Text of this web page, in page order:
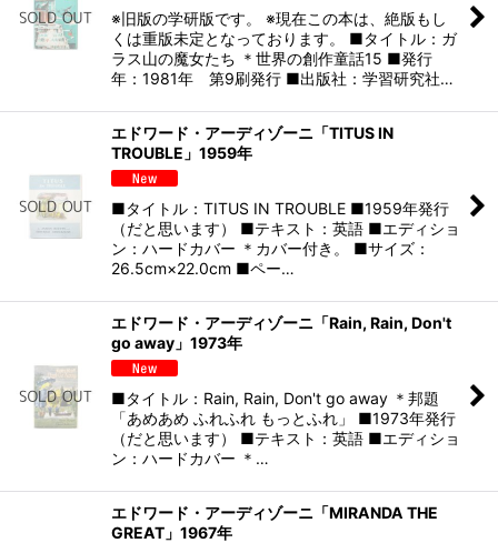
※旧版の学研版です。 ※現在この本は、絶版もし
くは重版未定となっております。 ■タイトル：ガ
ラス山の魔女たち ＊世界の創作童話15 ■発行
年：1981年 第9刷発行 ■出版社：学習研究社…
エドワード・アーディゾーニ「TITUS IN
TROUBLE」1959年
■タイトル：TITUS IN TROUBLE ■1959年発行
（だと思います） ■テキスト：英語 ■エディショ
ン：ハードカバー ＊カバー付き。 ■サイズ：
26.5cm×22.0cm ■ペー…
エドワード・アーディゾーニ「Rain, Rain, Don't
go away」1973年
■タイトル：Rain, Rain, Don't go away ＊邦題
「あめあめ ふれふれ もっとふれ」 ■1973年発行
（だと思います） ■テキスト：英語 ■エディショ
ン：ハードカバー ＊…
エドワード・アーディゾーニ「MIRANDA THE
GREAT」1967年